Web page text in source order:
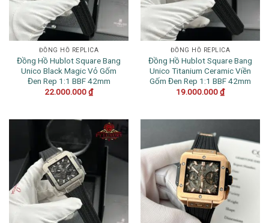
ĐỒNG HỒ REPLICA
Đồng Hồ Hublot Square Bang
Unico Black Magic Vỏ Gốm
Đen Rep 1:1 BBF 42mm
22.000.000₫
ĐỒNG HỒ REPLICA
Đồng Hồ Hublot Square Bang
Unico Titanium Ceramic Viền
Gốm Đen Rep 1:1 BBF 42mm
19.000.000₫